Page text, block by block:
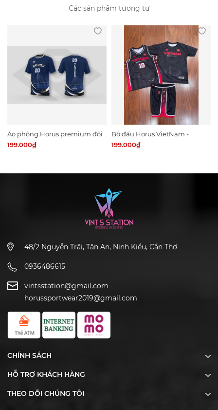
Các sản phẩm tương tự
Áo phông Horus premium đội
tuyển Ninh Kiều
199.000₫
Bộ đấu Horus VietNam -
combo team
199.000₫
48/2 Nguyễn Trãi, Tân An, Ninh Kiều, Cần Thơ
0936486615
vintsstation@gmail.com -
horussportwear2019@gmail.com
CHÍNH SÁCH
HỖ TRỢ KHÁCH HÀNG
THEO DÕI CHÚNG TÔI